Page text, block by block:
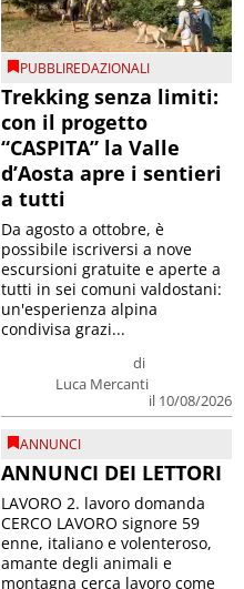
PUBBLIREDAZIONALI
Trekking senza limiti:
con il progetto
“CASPITA” la Valle
d’Aosta apre i sentieri
a tutti
di
Luca Mercanti
il 10/08/2026
Da agosto a ottobre, è
possibile iscriversi a nove
escursioni gratuite e aperte a
tutti in sei comuni valdostani:
un'esperienza alpina
condivisa grazi...
ANNUNCI
ANNUNCI DEI LETTORI
LAVORO 2. lavoro domanda
CERCO LAVORO signore 59
enne, italiano e volenteroso,
amante degli animali e
montagna cerca lavoro come